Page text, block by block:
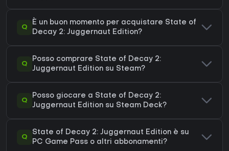
Q
È un buon momento per acquistare State of
Decay 2: Juggernaut Edition?
Q
Posso comprare State of Decay 2:
Juggernaut Edition su Steam?
Q
Posso giocare a State of Decay 2:
Juggernaut Edition su Steam Deck?
Q
State of Decay 2: Juggernaut Edition è su
PC Game Pass o altri abbonamenti?